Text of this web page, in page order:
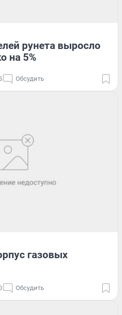
рунета выросло
на 5%
Обсудить
газовых
Обсудить